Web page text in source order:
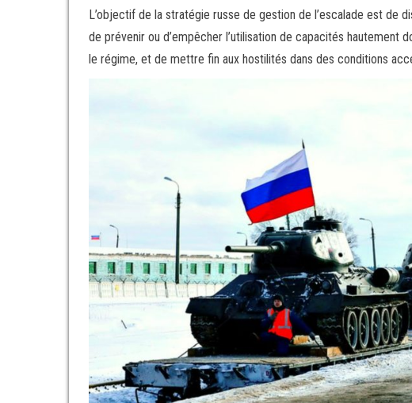
L’objectif de la stratégie russe de gestion de l’escalade est de
de prévenir ou d’empêcher l’utilisation de capacités hautement
le régime, et de mettre fin aux hostilités dans des conditions